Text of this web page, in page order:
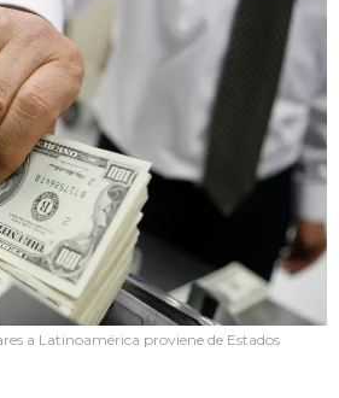
a Latinoamérica proviene de Estados